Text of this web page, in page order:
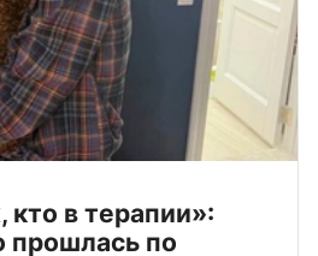
кто в терапии»:
прошлась по